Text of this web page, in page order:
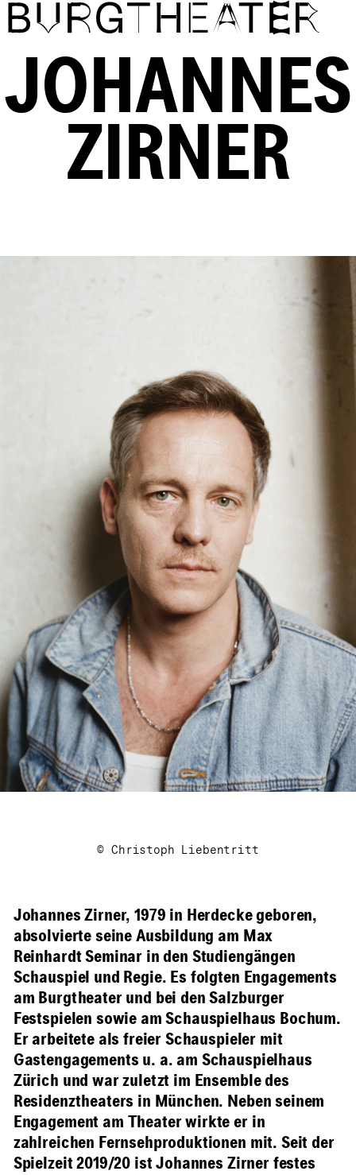
Direkt zum Inhalt
JOHANNES
ZIRNER
© Christoph Liebentritt
Johannes Zirner, 1979 in Herdecke geboren,
absolvierte seine Ausbildung am Max
Reinhardt Seminar in den Studiengängen
Schauspiel und Regie. Es folgten Engagements
am Burgtheater und bei den Salzburger
Festspielen sowie am Schauspielhaus Bochum.
Er arbeitete als freier Schauspieler mit
Gastengagements u. a. am Schauspielhaus
Zürich und war zuletzt im Ensemble des
Residenztheaters in München. Neben seinem
Engagement am Theater wirkte er in
zahlreichen Fernsehproduktionen mit. Seit der
Spielzeit 2019/20 ist Johannes Zirner festes